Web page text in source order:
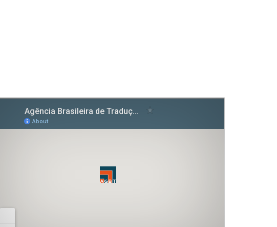
Não somente negociamos preços competitivos, mas também